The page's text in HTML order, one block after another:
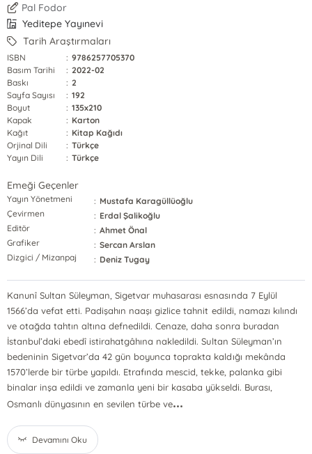
Pal Fodor
Yeditepe Yayınevi
Tarih Araştırmaları
ISBN : 9786257705370
Basım Tarihi
: 2022-02
Baskı
: 2
Sayfa Sayısı
: 192
Boyut
: 135x210
Kapak
: Karton
Kağıt
: Kitap Kağıdı
Orjinal Dili
: Türkçe
Yayın Dili
: Türkçe
Emeği Geçenler
Yayın Yönetmeni : Mustafa Karagüllüoğlu
Çevirmen
: Erdal Şalikoğlu
Editör
: Ahmet Önal
Grafiker
: Sercan Arslan
Dizgici / Mizanpaj
: Deniz Tugay
Kanunî Sultan Süleyman, Sigetvar muhasarası esnasında 7 Eylül
1566’da vefat etti. Padişahın naaşı gizlice tahnit edildi, namazı kılındı
ve otağda tahtın altına defnedildi. Cenaze, daha sonra buradan
İstanbul’daki ebedî istirahatgâhına nakledildi. Sultan Süleyman’ın
bedeninin Sigetvar’da 42 gün boyunca toprakta kaldığı mekânda
1570’lerde bir türbe yapıldı. Etrafında mescid, tekke, palanka gibi
binalar inşa edildi ve zamanla yeni bir kasaba yükseldi. Burası,
Osmanlı dünyasının en sevilen türbe ve...
Devamını Oku